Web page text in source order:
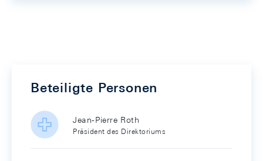
Beteiligte Personen
Jean-Pierre Roth
Präsident des Direktoriums